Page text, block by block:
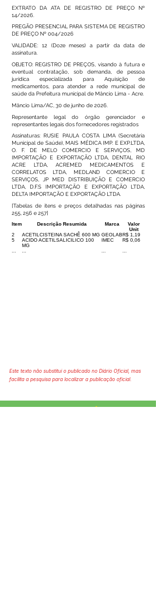
EXTRATO DA ATA DE REGISTRO DE PREÇO Nº
14/2026.
PREGÃO PRESENCIAL PARA SISTEMA DE REGISTRO
DE PREÇO Nº 004/2026
VALIDADE: 12 (Doze meses) a partir da data de
assinatura.
OBJETO: REGISTRO DE PREÇOS, visando à futura e
eventual contratação, sob demanda, de pessoa
jurídica especializada para Aquisição de
medicamentos, para atender a rede municipal de
saúde da Prefeitura municipal de Mâncio Lima - Acre.
Mâncio Lima/AC, 30 de junho de 2026.
Representante legal do órgão gerenciador e
representantes legais dos fornecedores registrados
Assinaturas: RUSIE PAULA COSTA LIMA (Secretária
Municipal de Saúde), MAIS MÉDICA IMP. E EXP.LTDA,
O. F. DE MELO COMERCIO E SERVIÇOS, MD
IMPORTAÇÃO E EXPORTAÇÃO LTDA, DENTAL RIO
ACRE LTDA, ACREMED MEDICAMENTOS E
CORRELATOS LTDA, MEDLAND COMERCIO E
SERVIÇOS, JP MED DISTRIBUIÇÃO E COMERCIO
LTDA, D.F.S IMPORTAÇÃO E EXPORTAÇÃO LTDA,
DELTA IMPORTAÇÃO E EXPORTAÇÃO LTDA.
[Tabelas de itens e preços detalhadas nas páginas
255, 256 e 257]
Item Descrição Resumida Marca
Valor
Unit
2
ACETILCISTEINA SACHÊ 600 MG GEOLABR$ 1,19
5
ACIDO ACETILSALICILICO 100
MG
IMEC
R$ 0,06
Este texto não substitui o publicado no Diário Oficial, mas
facilita a pesquisa para localizar a publicação oficial.